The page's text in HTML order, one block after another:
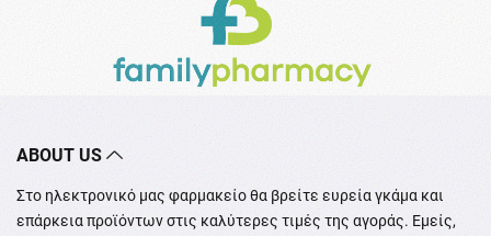
ABOUT US
Στο ηλεκτρονικό μας φαρμακείο θα βρείτε ευρεία γκάμα και
επάρκεια προϊόντων στις καλύτερες τιμές της αγοράς. Εμείς,